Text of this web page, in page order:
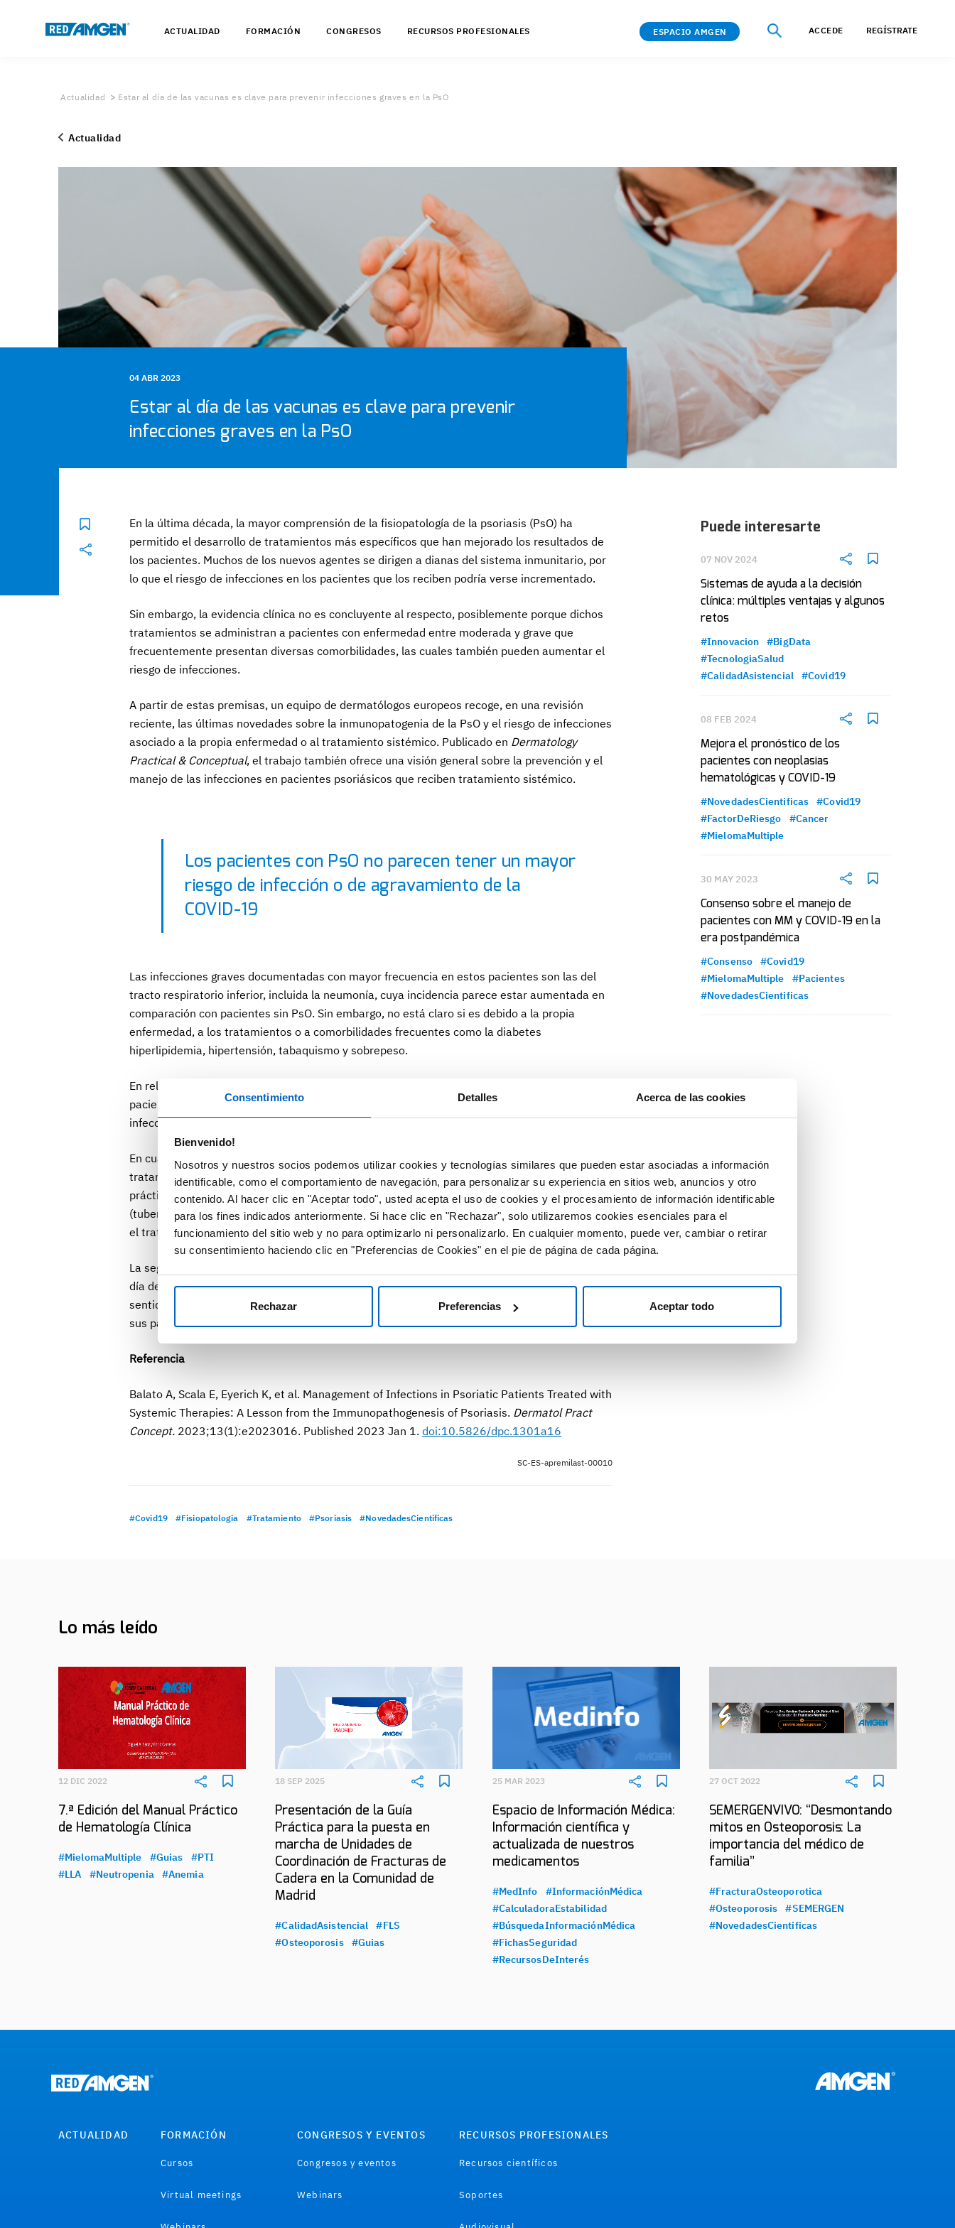
Consentimiento Detalles Acerca de las cookies
Bienvenido!
Nosotros y nuestros socios podemos utilizar cookies y tecnologías similares que pueden estar asociadas a información
identificable, como el comportamiento de navegación, para personalizar su experiencia en sitios web, anuncios y otro
contenido. Al hacer clic en "Aceptar todo", usted acepta el uso de cookies y el procesamiento de información identificable
para los fines indicados anteriormente. Si hace clic en "Rechazar", solo utilizaremos cookies esenciales para el
funcionamiento del sitio web y no para optimizarlo ni personalizarlo. En cualquier momento, puede ver, cambiar o retirar
su consentimiento haciendo clic en "Preferencias de Cookies" en el pie de página de cada página.
Rechazar Preferencias Aceptar todo
ACTUALIDAD FORMACIÓN CONGRESOS RECURSOS PROFESIONALES ESPACIO AMGEN ACCEDE REGÍSTRATE
Actualidad Estar al día de las vacunas es clave para prevenir infecciones graves en la PsO
Actualidad
04 ABR 2023
Estar al día de las vacunas es clave para prevenir
infecciones graves en la PsO
En la última década, la mayor comprensión de la fisiopatología de la psoriasis (PsO) ha
permitido el desarrollo de tratamientos más específicos que han mejorado los resultados de
los pacientes. Muchos de los nuevos agentes se dirigen a dianas del sistema inmunitario, por
lo que el riesgo de infecciones en los pacientes que los reciben podría verse incrementado.
Sin embargo, la evidencia clínica no es concluyente al respecto, posiblemente porque dichos
tratamientos se administran a pacientes con enfermedad entre moderada y grave que
frecuentemente presentan diversas comorbilidades, las cuales también pueden aumentar el
riesgo de infecciones.
A partir de estas premisas, un equipo de dermatólogos europeos recoge, en una revisión
reciente, las últimas novedades sobre la inmunopatogenia de la PsO y el riesgo de infecciones
asociado a la propia enfermedad o al tratamiento sistémico. Publicado en Dermatology
Practical & Conceptual, el trabajo también ofrece una visión general sobre la prevención y el
manejo de las infecciones en pacientes psoriásicos que reciben tratamiento sistémico.
Los pacientes con PsO no parecen tener un mayor
riesgo de infección o de agravamiento de la
COVID-19
Las infecciones graves documentadas con mayor frecuencia en estos pacientes son las del
tracto respiratorio inferior, incluida la neumonía, cuya incidencia parece estar aumentada en
comparación con pacientes sin PsO. Sin embargo, no está claro si es debido a la propia
enfermedad, a los tratamientos o a comorbilidades frecuentes como la diabetes
hiperlipidemia, hipertensión, tabaquismo y sobrepeso.
En relación con el SARS-CoV-2, los datos muestran que, a pesar de las comorbilidades, los
pacientes psoriásicos con o sin tratamiento sistémico no parecen tener un mayor riesgo de
infección o de sufrir una COVID-19 grave en comparación con la población general.
En cuanto a la prevención y el manejo de infecciones en pacientes con PsO que reciben
tratamientos sistémicos, el trabajo recoge dos estrategias generales en base a las guías de
práctica clínica. La primera es realizar cribados de distintas infecciones crónicas
(tuberculosis, candidiasis, hepatitis y virus de la inmunodeficiencia humana) antes de iniciar
el tratamiento con biológicos.
La segunda estrategia recomendada es poner a los pacientes con PsO moderada o grave al
día de las vacunas, incluida la de la COVID-19, antes de recibir terapias biológicas. En este
sentido, los autores resaltan el papel fundamental de los dermatólogos a la hora de educar a
sus pacientes sobre la importancia de las inmunizaciones para evitar infecciones graves.
Referencia
Balato A, Scala E, Eyerich K, et al. Management of Infections in Psoriatic Patients Treated with
Systemic Therapies: A Lesson from the Immunopathogenesis of Psoriasis. Dermatol Pract
Concept. 2023;13(1):e2023016. Published 2023 Jan 1.doi:10.5826/dpc.1301a16
SC-ES-apremilast-00010
#Covid19 #Fisiopatologia #Tratamiento #Psoriasis #NovedadesCientificas
Puede interesarte
07 NOV 2024
Sistemas de ayuda a la decisión
clínica: múltiples ventajas y algunos
retos
#Innovacion
#BigData
#TecnologiaSalud
#CalidadAsistencial
#Covid19
08 FEB 2024
Mejora el pronóstico de los
pacientes con neoplasias
hematológicas y COVID-19
#NovedadesCientificas
#Covid19
#FactorDeRiesgo
#Cancer
#MielomaMultiple
30 MAY 2023
Consenso sobre el manejo de
pacientes con MM y COVID-19 en la
era postpandémica
#Consenso
#Covid19
#MielomaMultiple
#Pacientes
#NovedadesCientificas
Lo más leído
12 DIC 2022
7.ª Edición del Manual Práctico
de Hematología Clínica
#MielomaMultiple #Guias
#PTI
#LLA
#Neutropenia #Anemia
18 SEP 2025
Presentación de la Guía
Práctica para la puesta en
marcha de Unidades de
Coordinación de Fracturas de
Cadera en la Comunidad de
Madrid
#CalidadAsistencial
#FLS
#Osteoporosis
#Guias
25 MAR 2023
Espacio de Información Médica:
Información científica y
actualizada de nuestros
medicamentos
#MedInfo
#InformaciónMédica
#CalculadoraEstabilidad
#BúsquedaInformaciónMédica
#FichasSeguridad
#RecursosDeInterés
27 OCT 2022
SEMERGENVIVO: “Desmontando
mitos en Osteoporosis: La
importancia del médico de
familia”
#FracturaOsteoporotica
#Osteoporosis
#SEMERGEN
#NovedadesCientificas
ACTUALIDAD FORMACIÓN
Cursos
Virtual meetings
CONGRESOS Y EVENTOS
Congresos y eventos
Webinars
RECURSOS PROFESIONALES
Recursos científicos
Soportes